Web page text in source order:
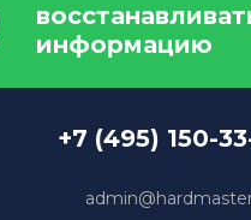
информацию
+7 (495) 150-